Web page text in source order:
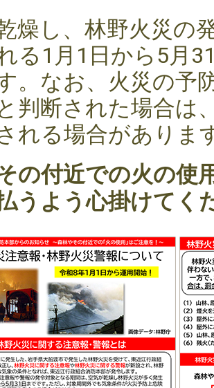
燥し、林野火災の
る1月1日から5月
。なお、火災の予
判断された場合は
れる場合がありま
の付近での火の使
うよう心掛けてく